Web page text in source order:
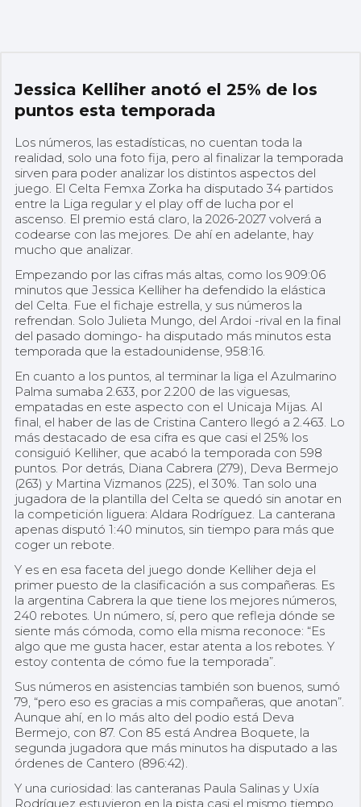
Jessica Kelliher anotó el 25% de los
puntos esta temporada
Los números, las estadísticas, no cuentan toda la
realidad, solo una foto fija, pero al finalizar la temporada
sirven para poder analizar los distintos aspectos del
juego. El Celta Femxa Zorka ha disputado 34 partidos
entre la Liga regular y el play off de lucha por el
ascenso. El premio está claro, la 2026-2027 volverá a
codearse con las mejores. De ahí en adelante, hay
mucho que analizar.
Empezando por las cifras más altas, como los 909:06
minutos que Jessica Kelliher ha defendido la elástica
del Celta. Fue el fichaje estrella, y sus números la
refrendan. Solo Julieta Mungo, del Ardoi -rival en la final
del pasado domingo- ha disputado más minutos esta
temporada que la estadounidense, 958:16.
En cuanto a los puntos, al terminar la liga el Azulmarino
Palma sumaba 2.633, por 2.200 de las viguesas,
empatadas en este aspecto con el Unicaja Mijas. Al
final, el haber de las de Cristina Cantero llegó a 2.463. Lo
más destacado de esa cifra es que casi el 25% los
consiguió Kelliher, que acabó la temporada con 598
puntos. Por detrás, Diana Cabrera (279), Deva Bermejo
(263) y Martina Vizmanos (225), el 30%. Tan solo una
jugadora de la plantilla del Celta se quedó sin anotar en
la competición liguera: Aldara Rodríguez. La canterana
apenas disputó 1:40 minutos, sin tiempo para más que
coger un rebote.
Y es en esa faceta del juego donde Kelliher deja el
primer puesto de la clasificación a sus compañeras. Es
la argentina Cabrera la que tiene los mejores números,
240 rebotes. Un número, sí, pero que refleja dónde se
siente más cómoda, como ella misma reconoce: “Es
algo que me gusta hacer, estar atenta a los rebotes. Y
estoy contenta de cómo fue la temporada”.
Sus números en asistencias también son buenos, sumó
79, “pero eso es gracias a mis compañeras, que anotan”.
Aunque ahí, en lo más alto del podio está Deva
Bermejo, con 87. Con 85 está Andrea Boquete, la
segunda jugadora que más minutos ha disputado a las
órdenes de Cantero (896:42).
Y una curiosidad: las canteranas Paula Salinas y Uxía
Rodríguez estuvieron en la pista casi el mismo tiempo.